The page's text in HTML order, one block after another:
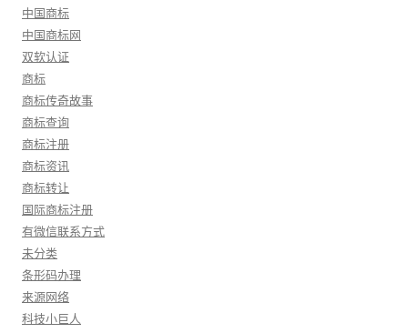
中国商标
中国商标网
双软认证
商标
商标传奇故事
商标查询
商标注册
商标资讯
商标转让
国际商标注册
有微信联系方式
未分类
条形码办理
来源网络
科技小巨人